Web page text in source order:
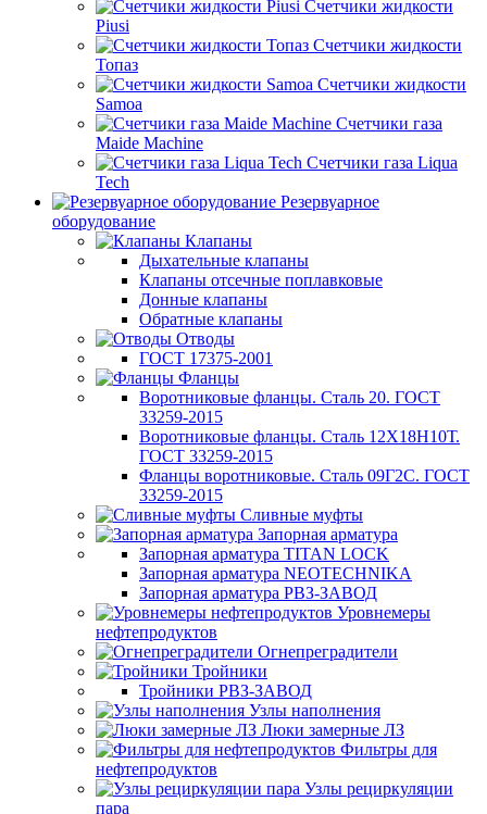
Счетчики жидкости
Piusi
Счетчики жидкости
Топаз
Счетчики жидкости
Samoa
Счетчики газа
Maide Machine
Счетчики газа Liqua
Tech
Резервуарное
оборудование
Клапаны
Дыхательные клапаны
Клапаны отсечные поплавковые
Донные клапаны
Обратные клапаны
Отводы
ГОСТ 17375-2001
Фланцы
Воротниковые фланцы. Сталь 20. ГОСТ
33259-2015
Воротниковые фланцы. Сталь 12Х18Н10Т.
ГОСТ 33259-2015
Фланцы воротниковые. Сталь 09Г2С. ГОСТ
33259-2015
Сливные муфты
Запорная арматура
Запорная арматура TITAN LOCK
Запорная арматура NEOTECHNIKA
Запорная арматура РВЗ-ЗАВОД
Уровнемеры
нефтепродуктов
Огнепреградители
Тройники
Тройники РВЗ-ЗАВОД
Узлы наполнения
Люки замерные ЛЗ
Фильтры для
нефтепродуктов
Узлы рециркуляции
пара